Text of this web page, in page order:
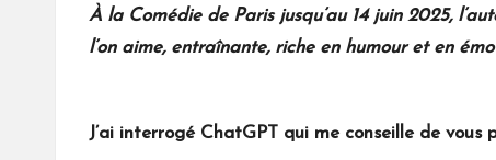
À la Comédie de Paris jusqu’au 14 juin 2025,
l’on aime, entraînante, riche en humour et en
J’ai interrogé ChatGPT qui me conseille de